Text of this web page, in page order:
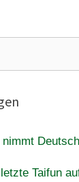
Taifun